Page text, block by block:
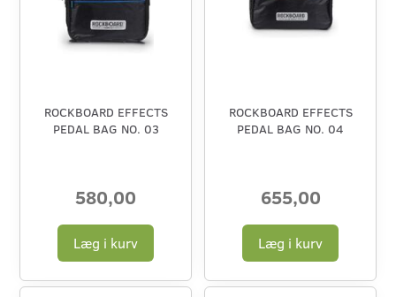
ROCKBOARD EFFECTS
PEDAL BAG NO. 03
580,00
Læg i kurv
ROCKBOARD EFFECTS
PEDAL BAG NO. 04
655,00
Læg i kurv